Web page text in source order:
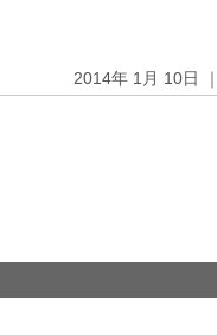
2014年 1月 10日